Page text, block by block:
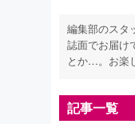
編集部のスタ
誌面でお届け
とか…。お楽
記事一覧